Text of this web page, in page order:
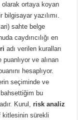
olarak ortaya koyan
yazılımı.
sahte belge
caydırıcılığı en
adı verilen kuralları
ve alınan
hesaplıyor.
seçiminde ve
bu
Kurul,risk analiz
kitlesinin sürekli